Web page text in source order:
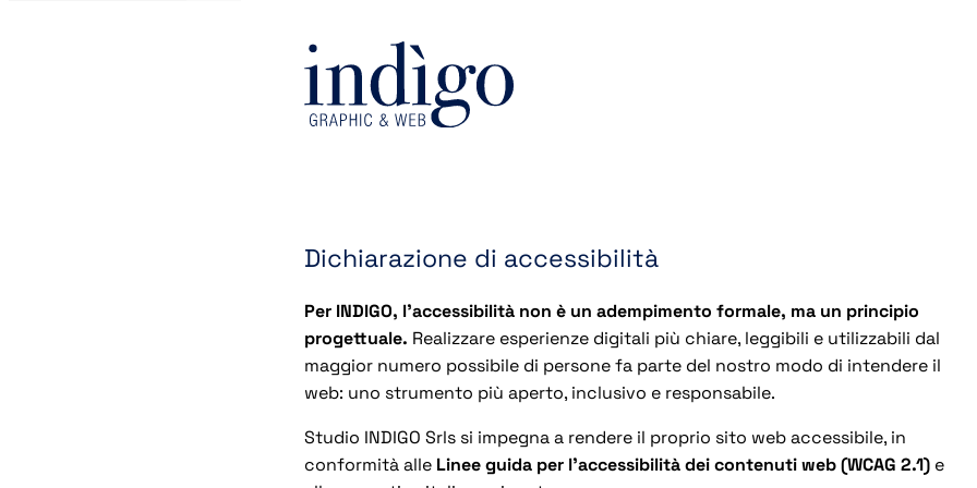
Dichiarazione di accessibilità
Per INDIGO, l’accessibilità non è un adempimento formale, ma un principio
progettuale. Realizzare esperienze digitali più chiare, leggibili e utilizzabili dal
maggior numero possibile di persone fa parte del nostro modo di intendere il
web: uno strumento più aperto, inclusivo e responsabile.
Studio INDIGO Srls si impegna a rendere il proprio sito web accessibile, in
conformità alle Linee guida per l’accessibilità dei contenuti web (WCAG 2.1) e